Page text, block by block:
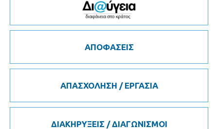
ΑΠΟΦΑΣΕΙΣ
ΑΠΑΣΧΟΛΗΣΗ / ΕΡΓΑΣΙΑ
ΔΙΑΚΗΡΥΞΕΙΣ / ΔΙΑΓΩΝΙΣΜΟΙ